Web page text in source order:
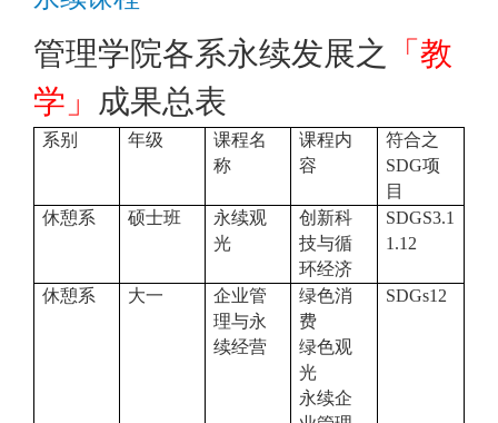
管理学院各系永续发展之
「教
学」 成果总表
系别 年级
课程名
称
课程内
容
符合之
SDG项
目
休憩系
硕士班
永续观
光
创新科
技与循
环经济
SDGS3.1
1.12
休憩系 大一
企业管
理与永
续经营
绿色消
费
绿色观
光
永续企
SDGs12